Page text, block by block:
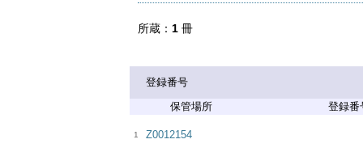
所蔵 1 冊
登録番号
登録番
1 Z0012154